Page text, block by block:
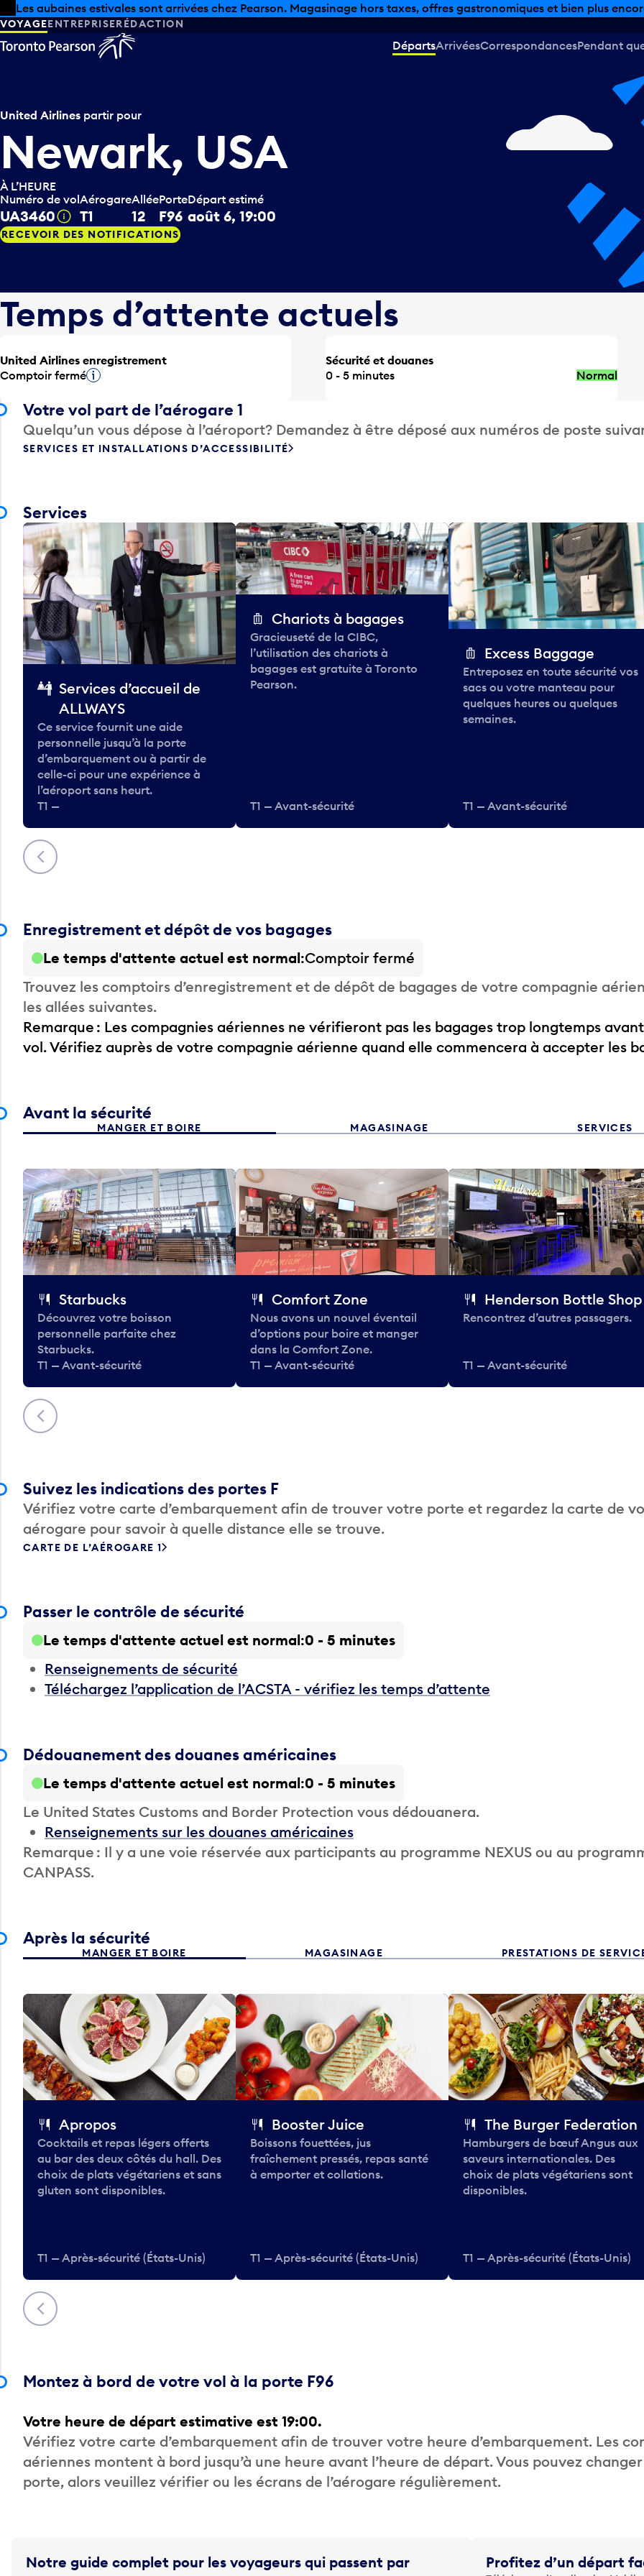
Skip to offers
Passer au contenu principal
Les aubaines estivales sont arrivées chez Pearson. Magasinage hors taxes, offres gastronomiques et bien plus
VOYAGEENTREPRISERÉDACTION
DépartsArrivéesCorrespondancesPendant
United Airlines partir pour
Newark, USA
À L’HEURE
Numéro de vol
UA3460 Infobulle
Aérogare
T1
Allée
12
Porte
F96
Départ estimé
août 6, 19:00
RECEVOIR DES NOTIFICATIONS
Temps d’attente actuels
United Airlines enregistrement
Comptoir ferméInfobulle
Sécurité et douanes
0 - 5 minutes
Normal
Votre vol part de l’aérogare 1
Quelqu’un vous dépose à l’aéroport? Demandez à être déposé aux numéros de poste
SERVICES ET INSTALLATIONS D’ACCESSIBILITÉ
Services
Précédent
Services d’accueil de
ALLWAYS
Ce service fournit une aide
personnelle jusqu’à la porte
d’embarquement ou à partir de
celle-ci pour une expérience à
l’aéroport sans heurt.
T1 —
Chariots à bagages
Gracieuseté de la CIBC,
l’utilisation des chariots à
bagages est gratuite à Toronto
Pearson.
T1 — Avant-sécurité
Excess Baggage
Entreposez en toute sécurité vos
sacs ou votre manteau pour
quelques heures ou quelques
semaines.
T1 — Avant-sécurité
Enregistrement et dépôt de vos bagages
Le temps d'attente actuel est normal Comptoir fermé
Trouvez les comptoirs d’enregistrement et de dépôt de bagages de votre compagnie
les allées suivantes.
Remarque : Les compagnies aériennes ne vérifieront pas les bagages trop longtemps
vol. Vérifiez auprès de votre compagnie aérienne quand elle commencera à accepter les
Avant la sécurité
MANGER ET BOIRE MAGASINAGE SERVICES
Précédent
Starbucks
Découvrez votre boisson
personnelle parfaite chez
Starbucks.
T1 — Avant-sécurité
Comfort Zone
Nous avons un nouvel éventail
d’options pour boire et manger
dans la Comfort Zone.
T1 — Avant-sécurité
Henderson Bottle Shop
Rencontrez d’autres passagers.
T1 — Avant-sécurité
Suivez les indications des portes F
Vérifiez votre carte d’embarquement afin de trouver votre porte et regardez la carte de
aérogare pour savoir à quelle distance elle se trouve.
CARTE DE L’AÉROGARE 1
Passer le contrôle de sécurité
Le temps d'attente actuel est normal 0 - 5 minutes
Renseignements de sécurité
Téléchargez l’application de l’ACSTA - vérifiez les temps d’attente
Dédouanement des douanes américaines
Le temps d'attente actuel est normal 0 - 5 minutes
Le United States Customs and Border Protection vous dédouanera.
Renseignements sur les douanes américaines
Remarque : Il y a une voie réservée aux participants au programme NEXUS ou au
CANPASS.
Après la sécurité
MANGER ET BOIRE MAGASINAGE PRESTATIONS DE
Précédent
Apropos
Cocktails et repas légers offerts
au bar des deux côtés du hall. Des
choix de plats végétariens et sans
gluten sont disponibles.
T1 — Après-sécurité (États-Unis)
Booster Juice
Boissons fouettées, jus
fraîchement pressés, repas santé
à emporter et collations.
T1 — Après-sécurité (États-Unis)
The Burger Federation
Hamburgers de bœuf Angus aux
saveurs internationales. Des
choix de plats végétariens sont
disponibles.
T1 — Après-sécurité (États-Unis)
Montez à bord de votre vol à la porte F96
Votre heure de départ estimative est 19:00.
Vérifiez votre carte d’embarquement afin de trouver votre heure d’embarquement. Les
aériennes montent à bord jusqu’à une heure avant l’heure de départ. Vous pouvez
porte, alors veuillez vérifier ou les écrans de l’aérogare régulièrement.
Notre guide complet pour les voyageurs qui passent par
Profitez d’un départ